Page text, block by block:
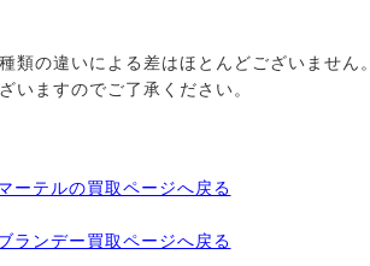
類の違いによる差はほとんどございません。
いますのでご了承ください。
ーテルの買取ページへ戻る
ランデー買取ページへ戻る